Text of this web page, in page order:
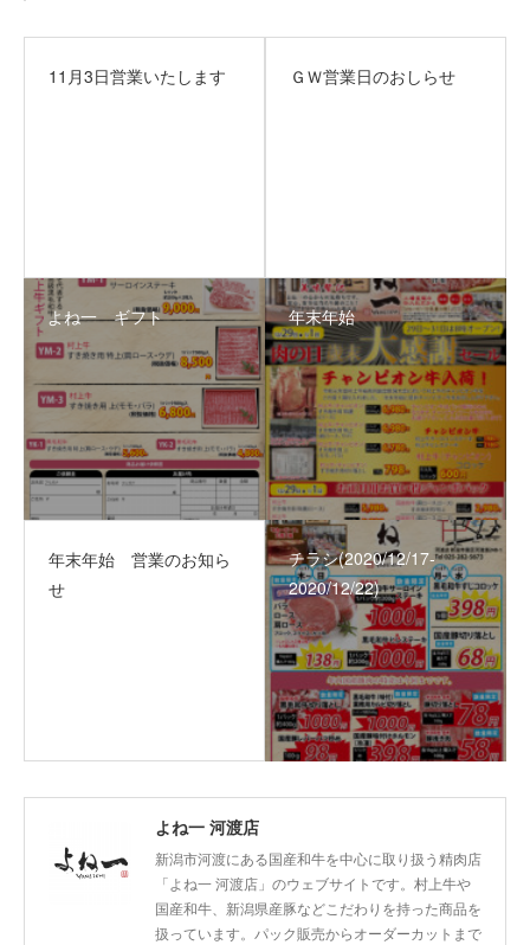
11月3日営業いたします ＧＷ営業日のおしらせ
よね一 ギフト 年末年始
年末年始 営業のお知ら
せ
チラシ(2020/12/17‐
2020/12/22)
よね一 河渡店
新潟市河渡にある国産和牛を中心に取り扱う精肉店
「よね一 河渡店」のウェブサイトです。村上牛や
国産和牛、新潟県産豚などこだわりを持った商品を
扱っています。パック販売からオーダーカットまで